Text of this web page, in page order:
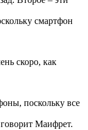
смартфон
скоро, как
поскольку все
Маифрет.